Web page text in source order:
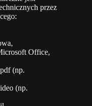
przez
Office,
(np.
(np.